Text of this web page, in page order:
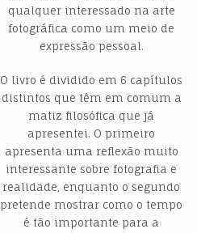
qualquer interessado na arte
fotográfica como um meio de
expressão pessoal.
O livro é dividido em 6 capítulos
distintos que têm em comum a
matiz filosófica que já
apresentei. O primeiro
apresenta uma reflexão muito
interessante sobre fotografia e
realidade, enquanto o segundo
pretende mostrar como o tempo
é tão importante para a